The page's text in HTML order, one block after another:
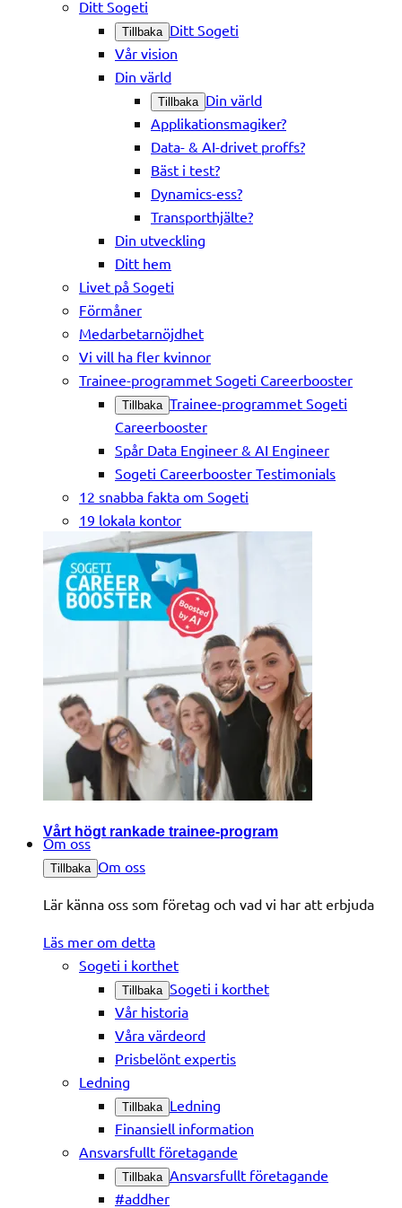
Ditt Sogeti
Tillbaka Ditt Sogeti
Vår vision
Din värld
Tillbaka Din värld
Applikationsmagiker?
Data- & AI-drivet proffs?
Bäst i test?
Dynamics-ess?
Transporthjälte?
Din utveckling
Ditt hem
Livet på Sogeti
Förmåner
Medarbetarnöjdhet
Vi vill ha fler kvinnor
Trainee-programmet Sogeti Careerbooster
Tillbaka Trainee-programmet Sogeti
Careerbooster
Spår Data Engineer & AI Engineer
Sogeti Careerbooster Testimonials
12 snabba fakta om Sogeti
19 lokala kontor
Vårt högt rankade trainee-program
Om oss
Tillbaka Om oss
Lär känna oss som företag och vad vi har att erbjuda
Läs mer om detta
Sogeti i korthet
Tillbaka Sogeti i korthet
Vår historia
Våra värdeord
Prisbelönt expertis
Ledning
Tillbaka Ledning
Finansiell information
Ansvarsfullt företagande
Tillbaka Ansvarsfullt företagande
#addher